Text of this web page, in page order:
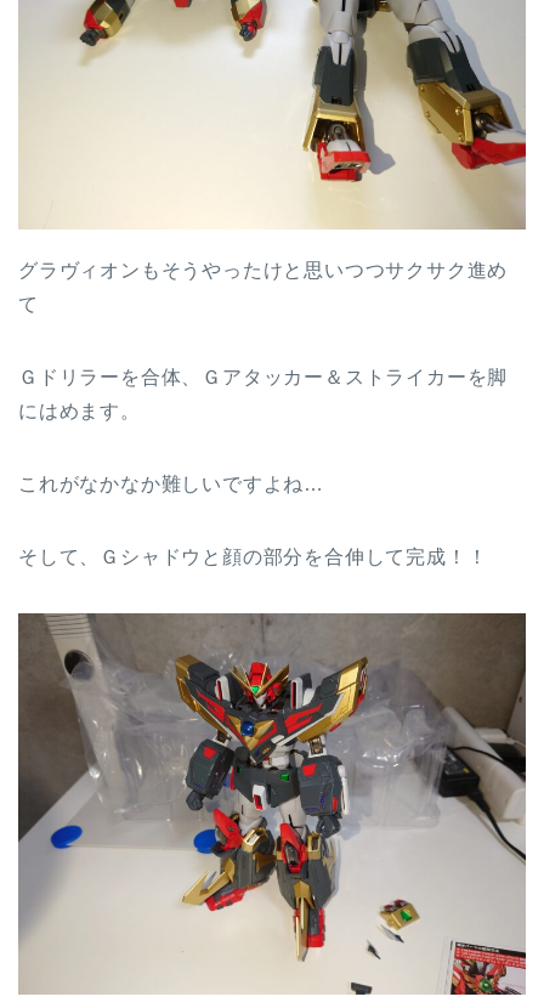
グラヴィオンもそうやったけと思いつつサクサク進め
て
Ｇドリラーを合体、Ｇアタッカー＆ストライカーを脚
にはめます。
これがなかなか難しいですよね…
そして、Ｇシャドウと顔の部分を合伸して完成！！